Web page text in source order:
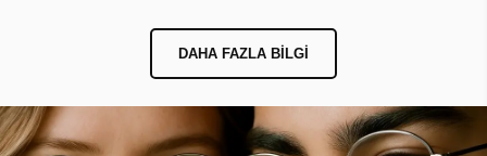
DAHA FAZLA BILGI